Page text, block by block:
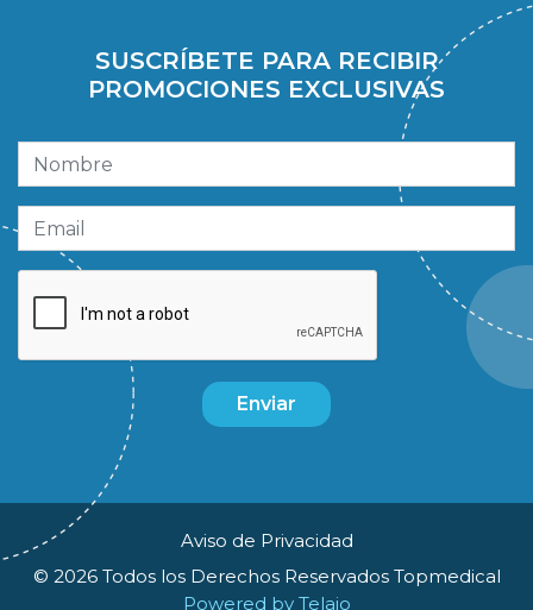
SUSCRÍBETE PARA RECIBIR
PROMOCIONES EXCLUSIVAS
Enviar
Aviso de Privacidad
© 2026 Todos los Derechos Reservados Topmedical
Powered by Telaio